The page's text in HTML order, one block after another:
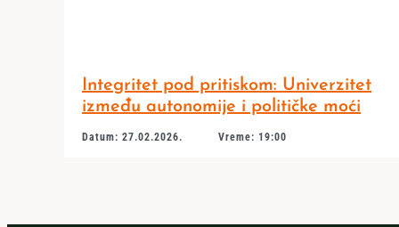
Integritet pod pritiskom: Univerzitet
između autonomije i političke moći
Datum: 27.02.2026. Vreme: 19:00